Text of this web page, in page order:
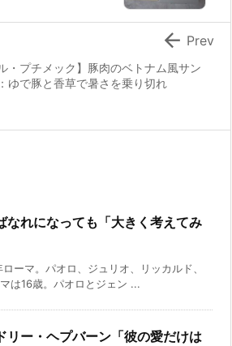
ル・プチメック】豚肉のベトナム風サン
ゆで豚と香草で暑さを乗り切れ
 Prev
なれになっても「大きく考えてみ
ーマ。パオロ、ジュリオ、リッカルド、
は16歳。パオロとジェン ...
リー・ヘプバーン「彼の愛だけは